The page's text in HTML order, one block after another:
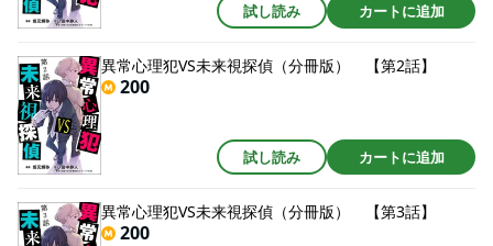
試し読み カートに追加
異常心理犯VS未来視探偵（分冊版） 【第2話】
200
試し読み カートに追加
異常心理犯VS未来視探偵（分冊版） 【第3話】
200